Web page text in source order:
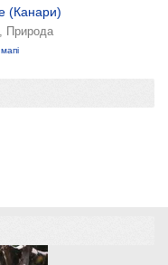
(Канари)
Природа